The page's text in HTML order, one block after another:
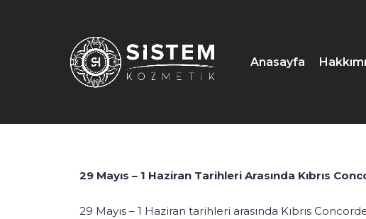
Anasayfa
29 Mayıs – 1 Haziran Tarihleri Arasında Kıbrıs
29 Mayıs – 1 Haziran tarihleri arasında Kıbrıs